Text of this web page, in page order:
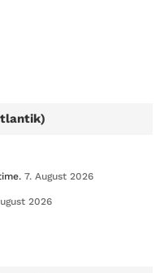
7. August 2026
2026